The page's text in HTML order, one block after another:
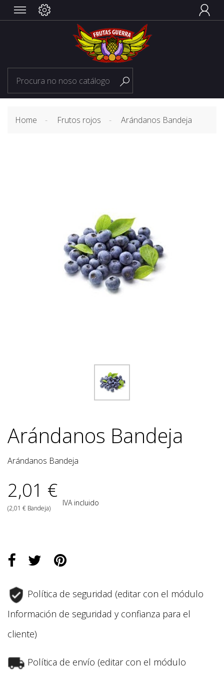


Home Frutos rojos Arándanos Bandeja
Arándanos Bandeja
Arándanos Bandeja
2,01 €
(2,01 € Bandeja)
IVA incluido
Política de seguridad (editar con el módulo
Información de seguridad y confianza para el
cliente)
Política de envío (editar con el módulo